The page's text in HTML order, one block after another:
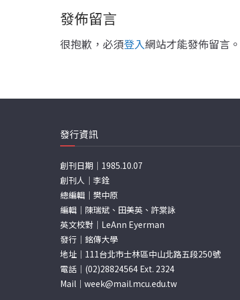
發佈留言
很抱歉，必須登入網站才能發佈留言。
發行資訊
創刊日期｜1985.10.07
創刊人｜李銓
總編輯｜樊中原
編輯｜陳瑞斌、田美英、許棠詠
英文校對｜LeAnn Eyerman
發行｜銘傳大學
地址｜111台北市士林區中山北路五段250號
電話｜(02)28824564 Ext. 2324
Mail｜ week@mail.mcu.edu.tw